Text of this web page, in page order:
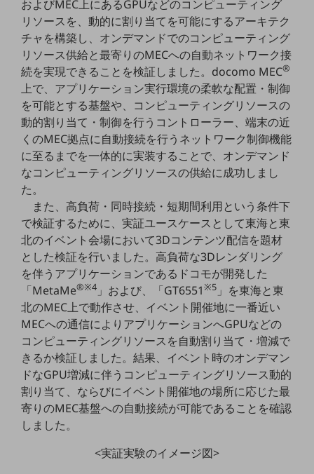
人材不足解消
業種・業態で探す
業種・業態で探すTOP
自治体
一次産業
医療・介護
モビリティ
製造・建設業
小売業
キーワードで探す
モバイルTOP
法人向けスマホ・携帯に関する、
おすすめの機種、料金やサービスをご紹介
製品
製品TOP
ビジネス向けスマートフォン
タフネススマートフォン
データ通信製品
およびMEC上にあるGPUなどのコンピューティング
リソースを、動的に割り当てを可能にするアーキテク
チャを構築し、オンデマンドでのコンピューティング
リソース供給と最寄りのMECへの自動ネットワーク接
続を実現できることを検証しました。docomo MEC®
上で、アプリケーション実行環境の柔軟な配置・制御
を可能とする基盤や、コンピューティングリソースの
動的割り当て・制御を行うコントローラー、端末の近
くのMEC拠点に自動接続を行うネットワーク制御機能
に至るまでを一体的に実装することで、オンデマンド
なコンピューティングリソースの供給に成功しまし
た。
また、高負荷・同時接続・短期間利用という条件下
で検証するために、実証ユースケースとして東海と東
北のイベント会場において3Dコンテンツ配信を題材
とした検証を行いました。高負荷な3Dレンダリング
を伴うアプリケーションであるドコモが開発した
「MetaMe®※4 」および、「GT6551※5 」を東海と東
北のMEC上で動作させ、イベント開催地に一番近い
MECへの通信によりアプリケーションへGPUなどの
コンピューティングリソースを自動割り当て・増減で
きるか検証しました。結果、イベント時のオンデマン
ドなGPU増減に伴うコンピューティングリソース動的
割り当て、ならびにイベント開催地の場所に応じた最
寄りのMEC基盤への自動接続が可能であることを確認
しました。
<実証実験のイメージ図>